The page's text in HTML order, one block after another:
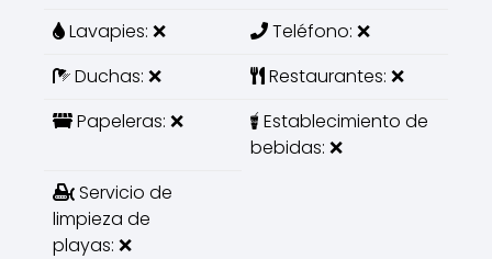
Lavapies: ❌
Teléfono: ❌
Duchas: ❌
Restaurantes: ❌
Papeleras: ❌
Establecimiento de
bebidas: ❌
Servicio de
limpieza de
playas: ❌